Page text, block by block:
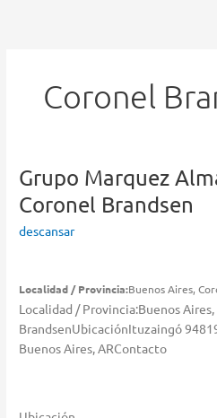
Coronel
Grupo Marquez
Coronel Brandsen
descansar
Localidad / Provincia:Buenos Aires,
Localidad / Provincia:Buenos
BrandsenUbicaciónItuzaingó
Buenos Aires, ARContacto